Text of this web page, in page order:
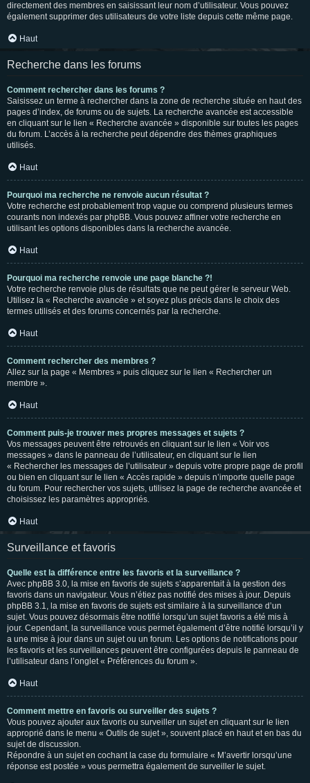
directement des membres en saisissant leur nom d’utilisateur. Vous pouvez
également supprimer des utilisateurs de votre liste depuis cette même page.
Haut
Recherche dans les forums
Comment rechercher dans les forums ?
Saisissez un terme à rechercher dans la zone de recherche située en haut des
pages d’index, de forums ou de sujets. La recherche avancée est accessible
en cliquant sur le lien « Recherche avancée » disponible sur toutes les pages
du forum. L’accès à la recherche peut dépendre des thèmes graphiques
utilisés.
Haut
Pourquoi ma recherche ne renvoie aucun résultat ?
Votre recherche est probablement trop vague ou comprend plusieurs termes
courants non indexés par phpBB. Vous pouvez affiner votre recherche en
utilisant les options disponibles dans la recherche avancée.
Haut
Pourquoi ma recherche renvoie une page blanche ?!
Votre recherche renvoie plus de résultats que ne peut gérer le serveur Web.
Utilisez la « Recherche avancée » et soyez plus précis dans le choix des
termes utilisés et des forums concernés par la recherche.
Haut
Comment rechercher des membres ?
Allez sur la page « Membres » puis cliquez sur le lien « Rechercher un
membre ».
Haut
Comment puis-je trouver mes propres messages et sujets ?
Vos messages peuvent être retrouvés en cliquant sur le lien « Voir vos
messages » dans le panneau de l’utilisateur, en cliquant sur le lien
« Rechercher les messages de l’utilisateur » depuis votre propre page de profil
ou bien en cliquant sur le lien « Accès rapide » depuis n’importe quelle page
du forum. Pour rechercher vos sujets, utilisez la page de recherche avancée et
choisissez les paramètres appropriés.
Haut
Surveillance et favoris
Quelle est la différence entre les favoris et la surveillance ?
Avec phpBB 3.0, la mise en favoris de sujets s’apparentait à la gestion des
favoris dans un navigateur. Vous n’étiez pas notifié des mises à jour. Depuis
phpBB 3.1, la mise en favoris de sujets est similaire à la surveillance d’un
sujet. Vous pouvez désormais être notifié lorsqu’un sujet favoris a été mis à
jour. Cependant, la surveillance vous permet également d’être notifié lorsqu’il y
a une mise à jour dans un sujet ou un forum. Les options de notifications pour
les favoris et les surveillances peuvent être configurées depuis le panneau de
l’utilisateur dans l’onglet « Préférences du forum ».
Haut
Comment mettre en favoris ou surveiller des sujets ?
Vous pouvez ajouter aux favoris ou surveiller un sujet en cliquant sur le lien
approprié dans le menu « Outils de sujet », souvent placé en haut et en bas du
sujet de discussion.
Répondre à un sujet en cochant la case du formulaire « M’avertir lorsqu’une
réponse est postée » vous permettra également de surveiller le sujet.